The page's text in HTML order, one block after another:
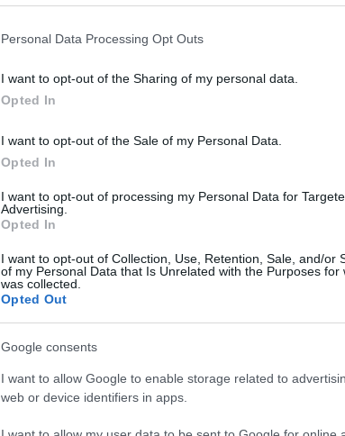
Personal Data Processing Opt Outs
I want to opt-out of the Sharing of my personal data.
Opted In
I want to opt-out of the Sale of my Personal Data.
Opted In
I want to opt-out of processing my Personal Data for
Advertising.
Opted In
I want to opt-out of Collection, Use, Retention, Sale, and/or
of my Personal Data that Is Unrelated with the Purposes for
was collected.
Opted Out
Google consents
I want to allow Google to enable storage related to
web or device identifiers in apps.